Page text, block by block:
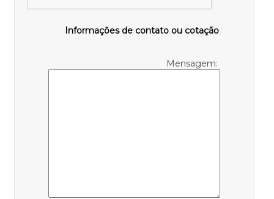
Informações de contato ou cotação
Mensagem: